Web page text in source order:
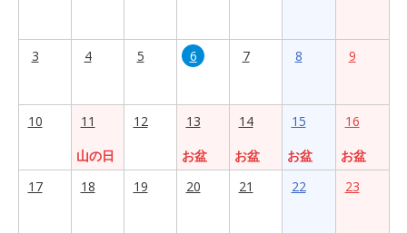
3 4 5 6 7 8 9
10
11
山の日
12
13
お盆
14
お盆
15
お盆
16
お盆
17
18 19 20 21 22 23